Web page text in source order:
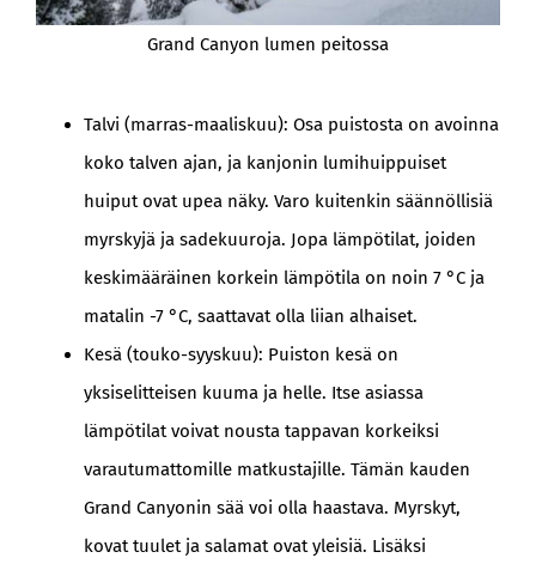
Grand Canyon lumen peitossa
Talvi (marras-maaliskuu): Osa puistosta on avoinna
koko talven ajan, ja kanjonin lumihuippuiset
huiput ovat upea näky. Varo kuitenkin säännöllisiä
myrskyjä ja sadekuuroja. Jopa lämpötilat, joiden
keskimääräinen korkein lämpötila on noin 7 °C ja
matalin -7 °C, saattavat olla liian alhaiset.
Kesä (touko-syyskuu): Puiston kesä on
yksiselitteisen kuuma ja helle. Itse asiassa
lämpötilat voivat nousta tappavan korkeiksi
varautumattomille matkustajille. Tämän kauden
Grand Canyonin sää voi olla haastava. Myrskyt,
kovat tuulet ja salamat ovat yleisiä. Lisäksi